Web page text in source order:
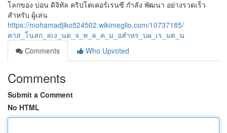
โลกของ บ่อน ดิจิทัล คริปโตเคอร์เรนซี กำลัง พัฒนา อย่างรวดเร็ว
สำหรับ ผู้เล่น
https://mohamadjiko524502.wikimeglio.com/10737185/
คาส_โนสก_ลเง_นด_จ_ท_ล_ค_ม_อสำหร_บผ_เร_มต_น
Comments
Who Upvoted
Comments
Submit a Comment
No HTML